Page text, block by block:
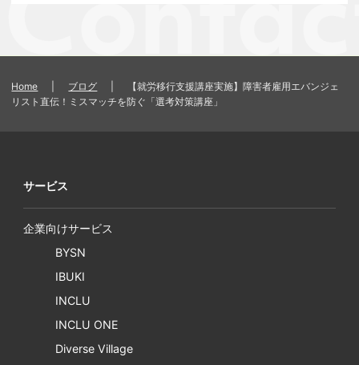
Home ブログ
【就労移行支援講座実施】障害者雇用エバンジェ
リスト直伝！ミスマッチを防ぐ「選考対策講座」
サービス
企業向けサービス
BYSN
IBUKI
INCLU
INCLU ONE
Diverse Village